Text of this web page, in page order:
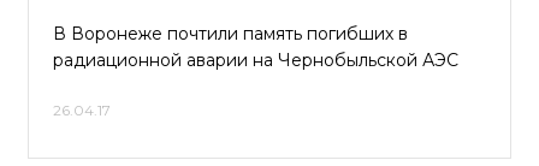
В Воронеже почтили память погибших в
радиационной аварии на Чернобыльской АЭС
26.04.17